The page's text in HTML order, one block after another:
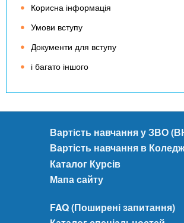
Корисна інформація
Умови вступу
Документи для вступу
і багато іншого
Вартість навчання у ЗВО
Вартість навчання в
Каталог Курсів
Мапа сайту
FAQ (Поширені запитання)